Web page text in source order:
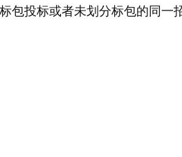
投标或者未划分标包的同一